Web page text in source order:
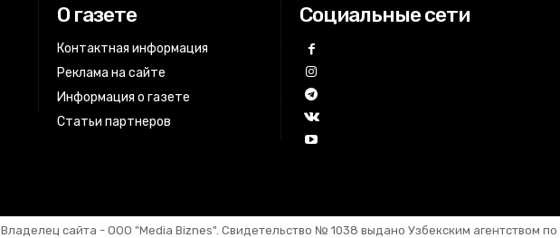
О газете
Контактная информация
Реклама на сайте
Информация о газете
Статьи партнеров
Социальные сети
Владелец сайта - ООО "Media Biznes". Свидетельство № 1038 выдано Узбекским агентством